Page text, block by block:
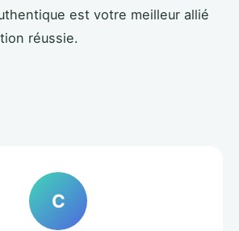
est votre meilleur allié
réussie.
C